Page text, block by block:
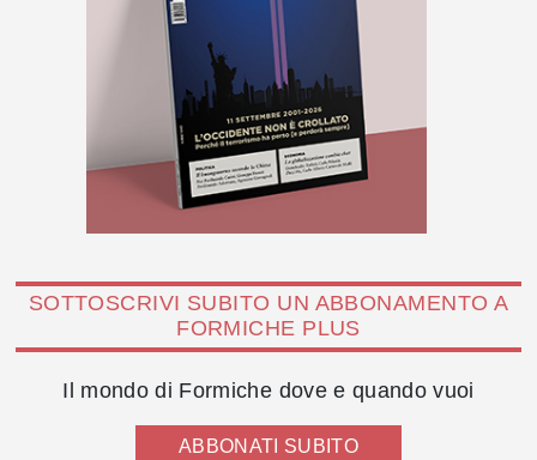
SOTTOSCRIVI SUBITO UN ABBONAMENTO A
FORMICHE PLUS
Il mondo di Formiche dove e quando vuoi
ABBONATI SUBITO